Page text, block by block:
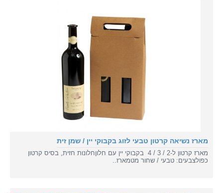
מארז נשיאה קרטון טבעי לזוג בקבוקי יין / שמן זית
מארז קרטון ל-2 / 3 / 4 בקבוקי יין עם חלוןחלונות חזית, בסיס קרטון
כפולצבעים: טבעי / שחור מטמארז..